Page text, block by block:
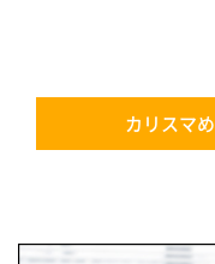
カリスマ